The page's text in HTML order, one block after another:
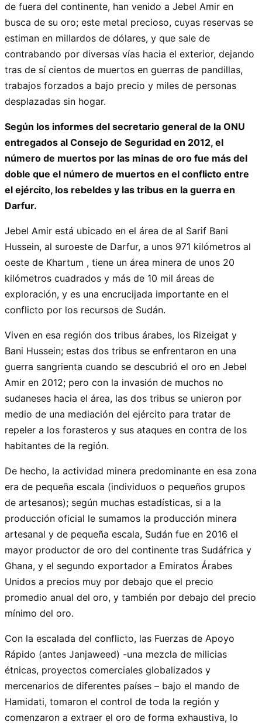
de fuera del continente, han venido a Jebel Amir en
busca de su oro; este metal precioso, cuyas reservas se
estiman en millardos de dólares, y que sale de
contrabando por diversas vías hacia el exterior, dejando
tras de sí cientos de muertos en guerras de pandillas,
trabajos forzados a bajo precio y miles de personas
desplazadas sin hogar.
Según los informes del secretario general de la ONU
entregados al Consejo de Seguridad en 2012, el
número de muertos por las minas de oro fue más del
doble que el número de muertos en el conflicto entre
el ejército, los rebeldes y las tribus en la guerra en
Darfur.
Jebel Amir está ubicado en el área de al Sarif Bani
Hussein, al suroeste de Darfur, a unos 971 kilómetros al
oeste de Khartum , tiene un área minera de unos 20
kilómetros cuadrados y más de 10 mil áreas de
exploración, y es una encrucijada importante en el
conflicto por los recursos de Sudán.
Viven en esa región dos tribus árabes, los Rizeigat y
Bani Hussein; estas dos tribus se enfrentaron en una
guerra sangrienta cuando se descubrió el oro en Jebel
Amir en 2012; pero con la invasión de muchos no
sudaneses hacia el área, las dos tribus se unieron por
medio de una mediación del ejército para tratar de
repeler a los forasteros y sus ataques en contra de los
habitantes de la región.
De hecho, la actividad minera predominante en esa zona
era de pequeña escala (individuos o pequeños grupos
de artesanos); según muchas estadísticas, si a la
producción oficial le sumamos la producción minera
artesanal y de pequeña escala, Sudán fue en 2016 el
mayor productor de oro del continente tras Sudáfrica y
Ghana, y el segundo exportador a Emiratos Árabes
Unidos a precios muy por debajo que el precio
promedio anual del oro, y también por debajo del precio
mínimo del oro.
Con la escalada del conflicto, las Fuerzas de Apoyo
Rápido (antes Janjaweed) -una mezcla de milicias
étnicas, proyectos comerciales globalizados y
mercenarios de diferentes países – bajo el mando de
Hamidati, tomaron el control de toda la región y
comenzaron a extraer el oro de forma exhaustiva, lo